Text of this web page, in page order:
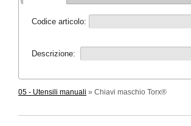
Codice articolo:
Descrizione:
05 - Utensili manuali » Chiavi maschio Torx®